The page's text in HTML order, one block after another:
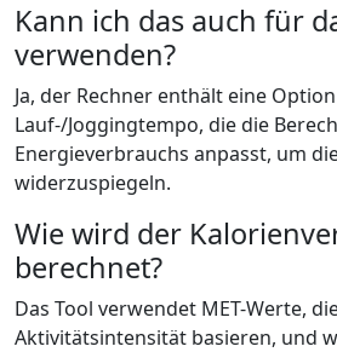
Kann ich das auch für
verwenden?
Ja, der Rechner enthält eine
Lauf-/Joggingtempo, die die
Energieverbrauchs anpasst, um
widerzuspiegeln.
Wie wird der
berechnet?
Das Tool verwendet MET-Werte,
Aktivitätsintensität basieren, und